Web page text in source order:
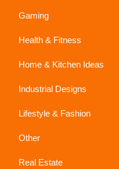
Gaming
Health & Fitness
Home & Kitchen Ideas
Industrial Designs
Lifestyle & Fashion
Other
Real Estate